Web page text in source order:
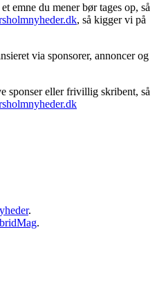
emne du mener bør tages op, så
, så kigger vi på
via sponsorer, annoncer og
sponser eller frivillig skribent, så
.
.